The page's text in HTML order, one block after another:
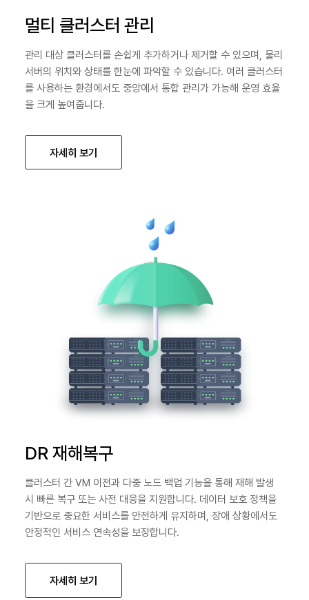
멀티 클러스터 관리
관리 대상 클러스터를 손쉽게 추가하거나 제거할 수 있으며, 물리
서버의 위치와 상태를 한눈에 파악할 수 있습니다. 여러 클러스터
를 사용하는 환경에서도 중앙에서 통합 관리가 가능해 운영 효율
을 크게 높여줍니다.
자세히 보기
DR 재해복구
클러스터 간 VM 이전과 다중 노드 백업 기능을 통해 재해 발생
시 빠른 복구 또는 사전 대응을 지원합니다. 데이터 보호 정책을
기반으로 중요한 서비스를 안전하게 유지하며, 장애 상황에서도
안정적인 서비스 연속성을 보장합니다.
자세히 보기